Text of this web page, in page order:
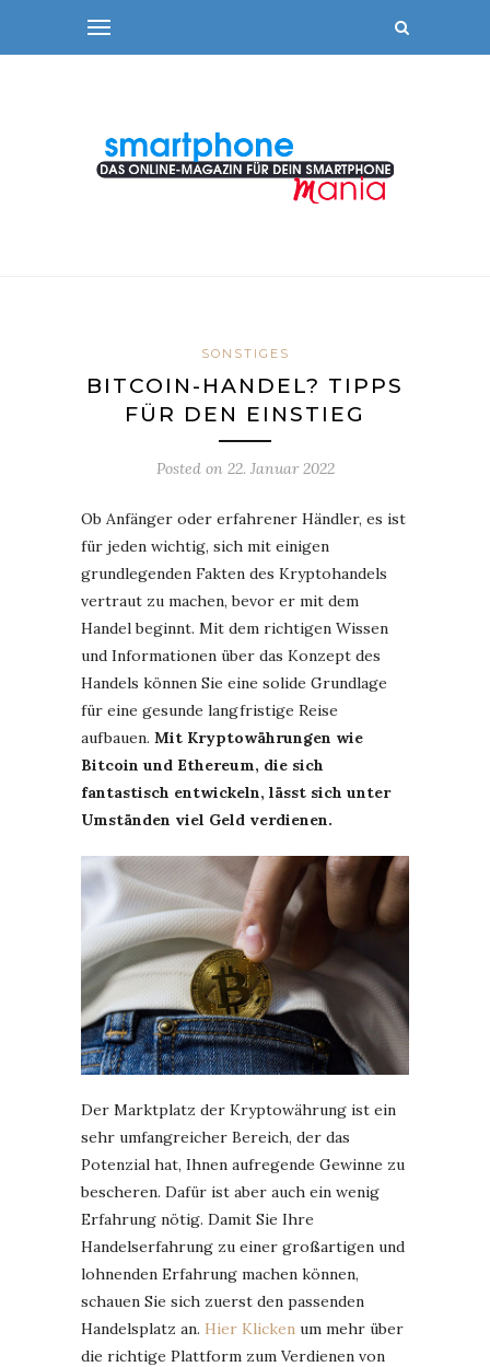
SONSTIGES
BITCOIN-HANDEL? TIPPS
FÜR DEN EINSTIEG
Posted on 22. Januar 2022
Ob Anfänger oder erfahrener Händler, es ist
für jeden wichtig, sich mit einigen
grundlegenden Fakten des Kryptohandels
vertraut zu machen, bevor er mit dem
Handel beginnt. Mit dem richtigen Wissen
und Informationen über das Konzept des
Handels können Sie eine solide Grundlage
für eine gesunde langfristige Reise
aufbauen. Mit Kryptowährungen wie
Bitcoin und Ethereum, die sich
fantastisch entwickeln, lässt sich unter
Umständen viel Geld verdienen.
Der Marktplatz der Kryptowährung ist ein
sehr umfangreicher Bereich, der das
Potenzial hat, Ihnen aufregende Gewinne zu
bescheren. Dafür ist aber auch ein wenig
Erfahrung nötig. Damit Sie Ihre
Handelserfahrung zu einer großartigen und
lohnenden Erfahrung machen können,
schauen Sie sich zuerst den passenden
Handelsplatz an. Hier Klicken um mehr über
die richtige Plattform zum Verdienen von